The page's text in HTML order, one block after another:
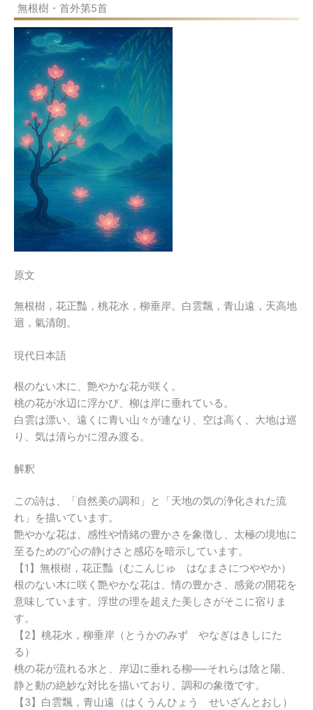
無根樹・首外第5首
原文
無根樹，花正豔，桃花水，柳垂岸。白雲飄，青山遠，天高地
迴，氣清朗。
現代日本語
根のない木に、艶やかな花が咲く。
桃の花が水辺に浮かび、柳は岸に垂れている。
白雲は漂い、遠くに青い山々が連なり、空は高く、大地は巡
り、気は清らかに澄み渡る。
解釈
この詩は、「自然美の調和」と「天地の気の浄化された流
れ」を描いています。
艶やかな花は、感性や情緒の豊かさを象徴し、太極の境地に
至るための“心の静けさと感応を暗示しています。
【1】無根樹，花正豔（むこんじゅ はなまさにつややか）
根のない木に咲く艶やかな花は、情の豊かさ、感覚の開花を
意味しています。浮世の理を超えた美しさがそこに宿りま
す。
【2】桃花水，柳垂岸（とうかのみず やなぎはきしにた
る）
桃の花が流れる水と、岸辺に垂れる柳──それらは陰と陽、
静と動の絶妙な対比を描いており、調和の象徴です。
【3】白雲飄，青山遠（はくうんひょう せいざんとおし）